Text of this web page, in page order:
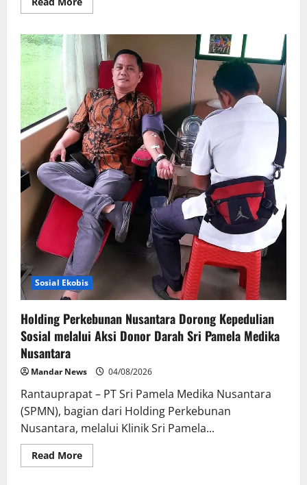
more
BRIF
Sunday
Auto
Corner,
BRI
Finance
Mudahkan
Warga
Bali
Wujudkan
Mobil
Impian
Sosial Ekobis
Holding Perkebunan Nusantara Dorong Kepedulian
Sosial melalui Aksi Donor Darah Sri Pamela Medika
Nusantara
Mandar News 04/08/2026
Rantauprapat – PT Sri Pamela Medika Nusantara
(SPMN), bagian dari Holding Perkebunan
Nusantara, melalui Klinik Sri Pamela...
Read MoreRead
more